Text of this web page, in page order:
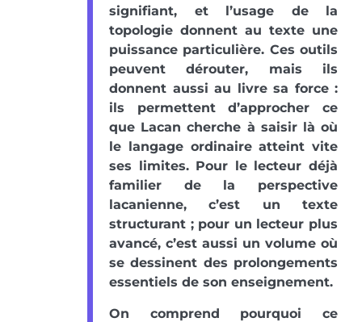
signifiant, et l’usage de la
topologie donnent au texte une
puissance particulière. Ces outils
peuvent dérouter, mais ils
donnent aussi au livre sa force :
ils permettent d’approcher ce
que Lacan cherche à saisir là où
le langage ordinaire atteint vite
ses limites. Pour le lecteur déjà
familier de la perspective
lacanienne, c’est un texte
structurant ; pour un lecteur plus
avancé, c’est aussi un volume où
se dessinent des prolongements
essentiels de son enseignement.
On comprend pourquoi ce